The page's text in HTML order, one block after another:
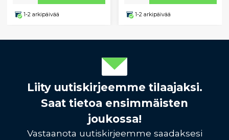
1-2 arkipäivää 1-2 arkipäivää
Liity uutiskirjeemme tilaajaksi.
Saat tietoa ensimmäisten
joukossa!
Vastaanota uutiskirjeemme saadaksesi